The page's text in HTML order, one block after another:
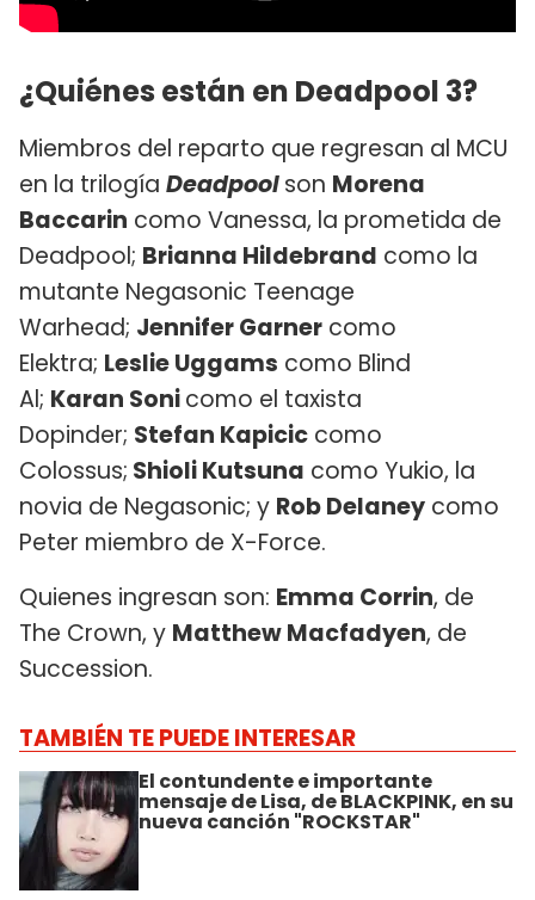
¿Quiénes están en Deadpool 3?
Miembros del reparto que regresan al MCU
en la trilogía Deadpoolson Morena
Baccarin como Vanessa, la prometida de
Deadpool; Brianna Hildebrand como la
mutante Negasonic Teenage
Warhead; Jennifer Garner como
Elektra; Leslie Uggams como Blind
Al; Karan Sonicomo el taxista
Dopinder; Stefan Kapicic como
Colossus; Shioli Kutsuna como Yukio, la
novia de Negasonic; y Rob Delaney como
Peter miembro de X-Force.
Quienes ingresan son: Emma Corrin, de
The Crown, y Matthew Macfadyen, de
Succession.
TAMBIÉN TE PUEDE INTERESAR
El contundente e importante
mensaje de Lisa, de BLACKPINK, en su
nueva canción "ROCKSTAR"